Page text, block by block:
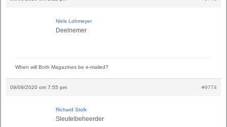
Niels Lohmeyer
Deelnemer
When will Both Magazines be e-mailed?
09/09/2020 om 7:55 pm #9774
Richard Stolk
Sleutelbeheerder